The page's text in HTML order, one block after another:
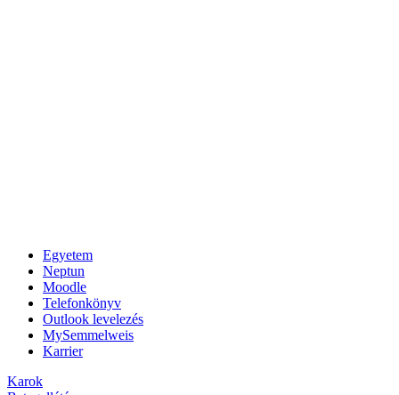
Egyetem
Neptun
Moodle
Telefonkönyv
Outlook levelezés
MySemmelweis
Karrier
Karok